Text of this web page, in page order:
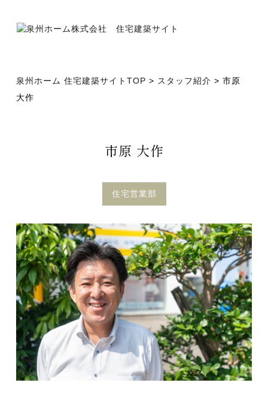
泉州ホーム 住宅建築サイトTOP > スタッフ紹介 > 市原
大作
市原 大作
住宅営業部